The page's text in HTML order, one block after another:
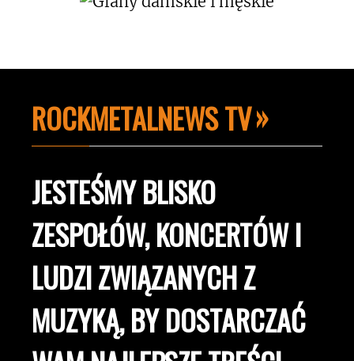
ROCKMETALNEWS TV
JESTEŚMY BLISKO
ZESPOŁÓW, KONCERTÓW I
LUDZI ZWIĄZANYCH Z
MUZYKĄ, BY DOSTARCZAĆ